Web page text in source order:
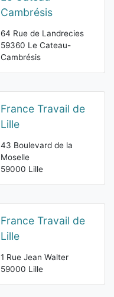
Cambrésis
64 Rue de Landrecies
59360 Le Cateau-
Cambrésis
France Travail de
Lille
43 Boulevard de la
Moselle
59000 Lille
France Travail de
Lille
1 Rue Jean Walter
59000 Lille